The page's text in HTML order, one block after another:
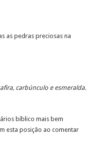
as pedras preciosas na
carbúnculo e esmeralda.
bíblico mais bem
esta posição ao comentar